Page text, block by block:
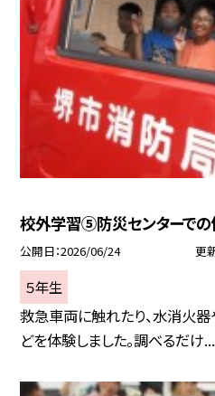
校外学習⑤防災センターで
公開日 2026/06/24 更
５年生
救急車両に触れたり、水消火
どを体験しました。調べるだけ...